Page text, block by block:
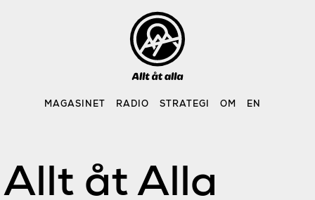
MAGASINET RADIO STRATEGI OM EN
Allt åt Alla